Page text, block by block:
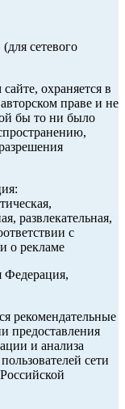
сетевого
охраняется в
праве и не
бы то ни было
развлекательная,
с
о рекламе
Федерация,
рекомендательные
предоставления
и анализа
сети